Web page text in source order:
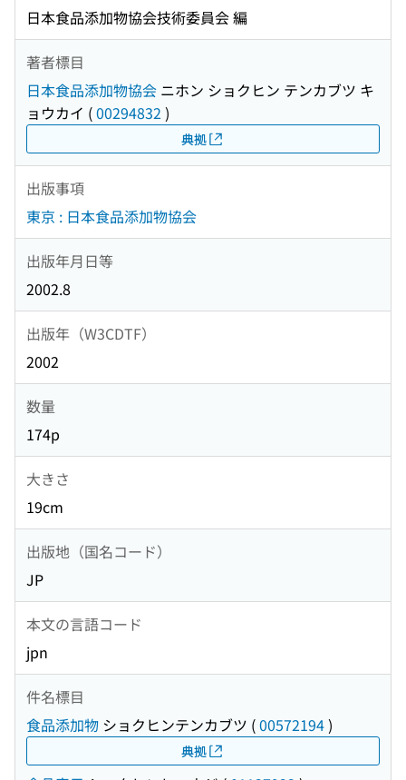
日本食品添加物協会技術委員会 編
著者標目
日本食品添加物協会 ニホン ショクヒン テンカブツ キ
ョウカイ (00294832 )
典拠
出版事項
東京 : 日本食品添加物協会
出版年月日等
2002.8
出版年（W3CDTF）
2002
数量
174p
大きさ
19cm
出版地（国名コード）
JP
本文の言語コード
jpn
件名標目
食品添加物 ショクヒンテンカブツ (00572194)
典拠